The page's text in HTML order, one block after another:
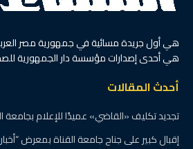
هي أحدى إصدارات مؤسسة دار الجمهورية
أحدث المقالات
تجديد تكليف «القاضي» عميدًا للإعلام بجامعة
إقبال كبير على جناح جامعة القناة بمعرض “أخبار